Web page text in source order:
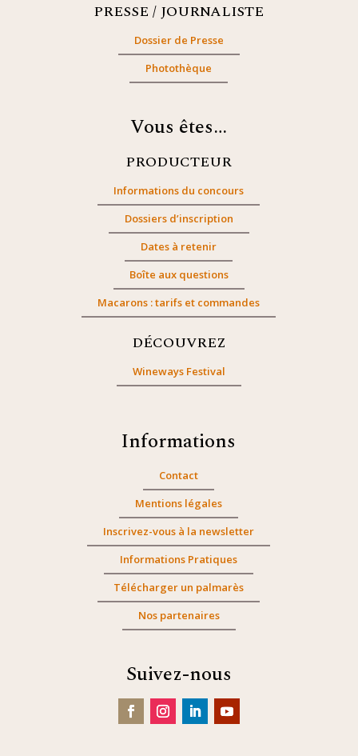
PRESSE / JOURNALISTE
Dossier de Presse
Photothèque
Vous êtes…
PRODUCTEUR
Informations du concours
Dossiers d’inscription
Dates à retenir
Boîte aux questions
Macarons : tarifs et commandes
DÉCOUVREZ
Wineways Festival
Informations
Contact
Mentions légales
Inscrivez-vous à la newsletter
Informations Pratiques
Télécharger un palmarès
Nos partenaires
Suivez-nous